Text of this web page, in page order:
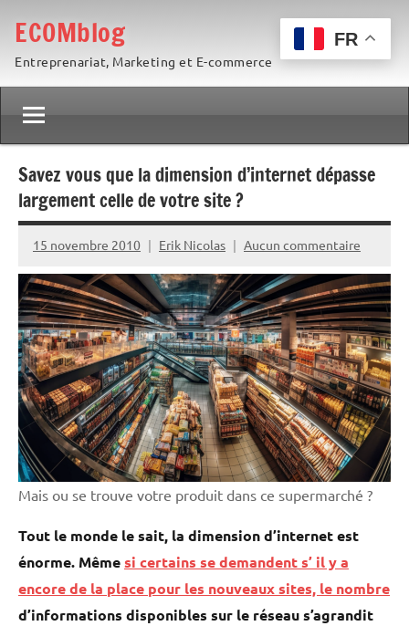
contenu
ECOMblog
Entreprenariat, Marketing et E-commerce
Savez vous que la dimension d’internet dépasse
largement celle de votre site ?
15 novembre 2010 Erik Nicolas Aucun commentaire
Mais ou se trouve votre produit dans ce supermarché ?
Tout le monde le sait, la dimension d’internet est
énorme. Mêmesi certains se demandent s’ il y a
encore de la place pour les nouveaux sites, le nombre
d’informations disponibles sur le réseau s’agrandit
FR